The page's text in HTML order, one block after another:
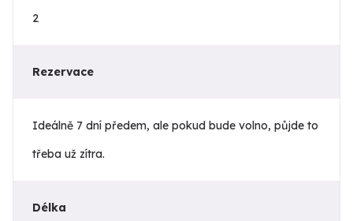
2
Rezervace
Ideálně 7 dní předem, ale pokud bude volno, půjde to
třeba už zítra.
Délka